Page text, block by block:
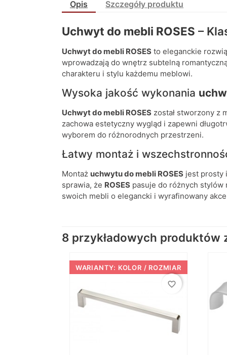
Opis Szczegóły produktu
Uchwyt do mebli ROSES –
Uchwyt do mebli ROSES to eleganckie
wprowadzają do wnętrz subtelną
charakteru i stylu każdemu meblowi.
Wysoka jakość wykonania
Uchwyt do mebli ROSES został stworzony z
zachowa estetyczny wygląd i zapewni
wyborem do różnorodnych przestrzeni.
Łatwy montaż i
Montaż uchwytu do mebli ROSES jest prosty
sprawia, że ROSES pasuje do różnych stylów
swoich mebli o elegancki i wyrafinowany
8 przykładowych produktów
WARIANTY: KOLOR / ROZMIAR
favorite_border